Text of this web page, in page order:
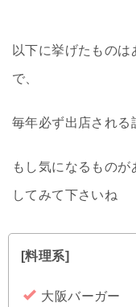
以下に挙げたもの
で、
毎年必ず出店される
もし気になるもの
してみて下さいね
[料理系]
大阪バーガー